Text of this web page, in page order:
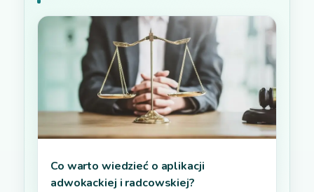
Co warto wiedzieć o aplikacji
adwokackiej i radcowskiej?